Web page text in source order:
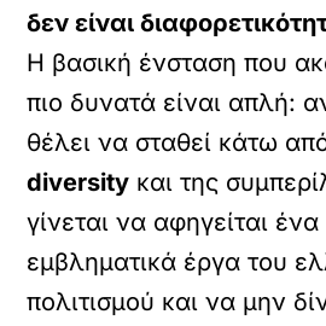
δεν είναι
Η βασική ένσταση που
πιο δυνατά είναι απλή:
θέλει να σταθεί κάτω
diversity και της
γίνεται να αφηγείται
εμβληματικά έργα του
πολιτισμού και να μην